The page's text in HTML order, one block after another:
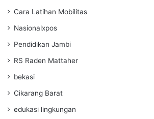
Cara Latihan Mobilitas
Nasionalxpos
Pendidikan Jambi
RS Raden Mattaher
bekasi
Cikarang Barat
edukasi lingkungan